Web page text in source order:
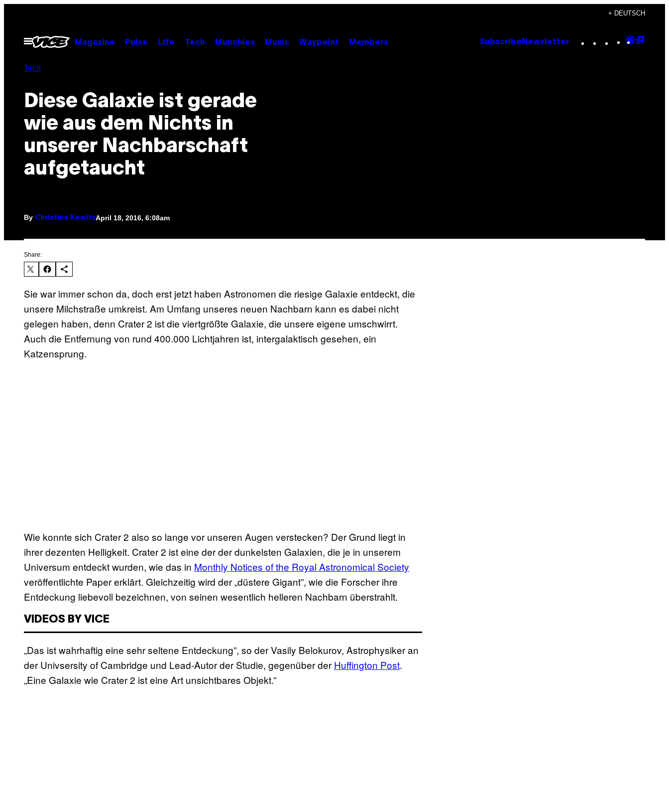
content
+ DEUTSCH
Open
Menu
Magazine Pulse Life Tech Munchies Music Waypoint Members Subscribe Newsletter Instagram
TikTok
YouTube
Google
Tech
Diese Galaxie ist gerade
wie aus dem Nichts in
unserer Nachbarschaft
aufgetaucht
By Christine KewitzApril 18, 2016, 6:08am
Share:
Sie war immer schon da, doch erst jetzt haben Astronomen die riesige Galaxie entdeckt, die
unsere Milchstraße umkreist. Am Umfang unseres neuen Nachbarn kann es dabei nicht
gelegen haben, denn Crater 2 ist die viertgrößte Galaxie, die unsere eigene umschwirrt.
Auch die Entfernung von rund 400.000 Lichtjahren ist, intergalaktisch gesehen, ein
Katzensprung.
Wie konnte sich Crater 2 also so lange vor unseren Augen verstecken? Der Grund liegt in
ihrer dezenten Helligkeit. Crater 2 ist eine der der dunkelsten Galaxien, die je in unserem
Universum entdeckt wurden, wie das in Monthly Notices of the Royal Astronomical Society
veröffentlichte Paper erklärt. Gleichzeitig wird der „düstere Gigant”, wie die Forscher ihre
Entdeckung liebevoll bezeichnen, von seinen wesentlich helleren Nachbarn überstrahlt.
VIDEOS BY VICE
„Das ist wahrhaftig eine sehr seltene Entdeckung”, so der Vasily Belokurov, Astrophysiker an
der Univsersity of Cambridge und Lead-Autor der Studie, gegenüber der Huffington Post.
„Eine Galaxie wie Crater 2 ist eine Art unsichtbares Objekt.”